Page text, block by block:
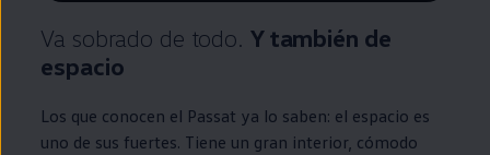
Va sobrado de todo. Y también de
espacio
Los que conocen el Passat ya lo saben: el espacio es
uno de sus fuertes. Tiene un gran interior, cómodo